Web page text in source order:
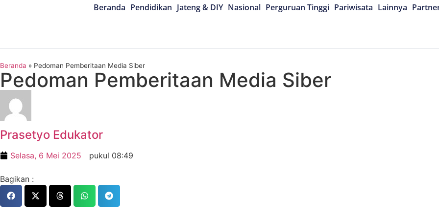
Beranda Pendidikan Jateng & DIY Nasional Perguruan Tinggi Pariwisata Lainnya
Beranda » Pedoman Pemberitaan Media Siber
Pedoman Pemberitaan Media Siber
Prasetyo Edukator
Selasa, 6 Mei 2025 pukul 08:49
Bagikan :